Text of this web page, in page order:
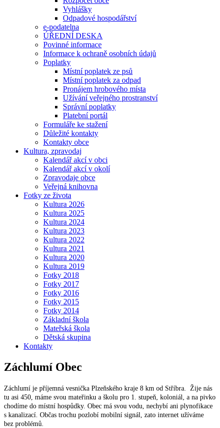
Vyhlášky
Odpadové hospodářství
e-podatelna
ÚŘEDNÍ DESKA
Povinné informace
Informace k ochraně osobních údajů
Poplatky
Místní poplatek ze psů
Místní poplatek za odpad
Pronájem hrobového místa
Užívání veřejného prostranství
Správní poplatky
Platební portál
Formuláře ke stažení
Důležité kontakty
Kontakty obce
Kultura, zpravodaj
Kalendář akcí v obci
Kalendář akcí v okolí
Zpravodaje obce
Veřejná knihovna
Fotky ze života
Kultura 2026
Kultura 2025
Kultura 2024
Kultura 2023
Kultura 2022
Kultura 2021
Kultura 2020
Kultura 2019
Fotky 2018
Fotky 2017
Fotky 2016
Fotky 2015
Fotky 2014
Základní škola
Mateřská škola
Dětská skupina
Kontakty
Záchlumí Obec
Záchlumí je příjemná vesnička Plzeňského kraje 8 km od Stříbra. Žije nás
tu asi 450, máme svou mateřinku a školu pro 1. stupeň, koloniál, a na pivko
chodíme do místní hospůdky. Obec má svou vodu, nechybí ani plynofikace
s kanalizací. Občas trochu pozlobí mobilní signál, zato internet užíváme
bez problémů.